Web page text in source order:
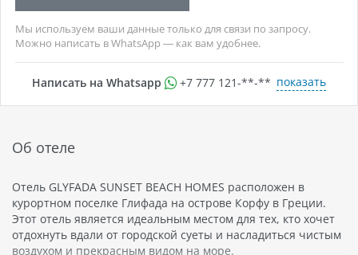
Мы используем ваши данные только для связи по запросу.
Можно написать в WhatsApp — как вам удобнее.
Написать на Whatsapp +7 777 121-**-** показать
Об отеле
Отель GLYFADA SUNSET BEACH HOMES расположен в
курортном поселке Глифада на острове Корфу в Греции.
Этот отель является идеальным местом для тех, кто хочет
отдохнуть вдали от городской суеты и насладиться чистым
воздухом и прекрасным видом на море.